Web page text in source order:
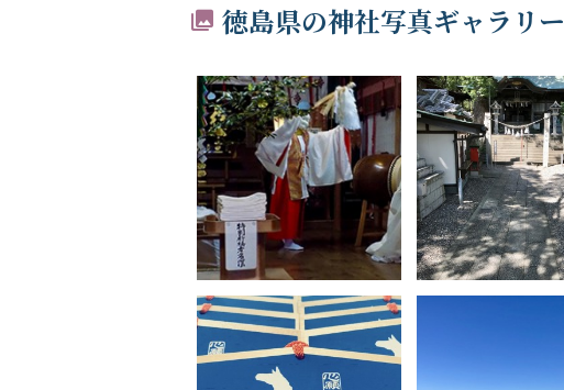
徳島県の神社写真ギャラリー